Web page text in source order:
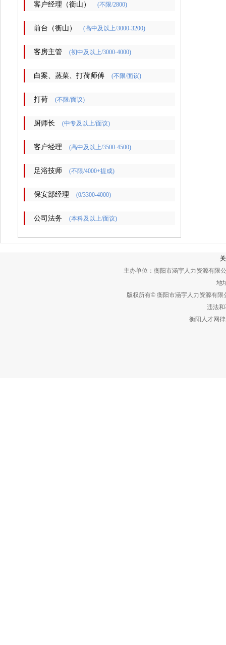
客户经理（衡山） (不限/2800)
前台（衡山） (高中及以上/3000-3200)
客房主管 (初中及以上/3000-4000)
白案、蒸菜、打荷师傅 (不限/面议)
打荷 (不限/面议)
厨师长 (中专及以上/面议)
客户经理 (高中及以上/3500-4500)
足浴技师 (不限/4000+提成)
保安部经理 (0/3300-4000)
公司法务 (本科及以上/面议)
主办单位：衡阳市涵宇人力资源有限
地
版权所有© 衡阳市涵宇人力资源有
违法和
衡阳人才网